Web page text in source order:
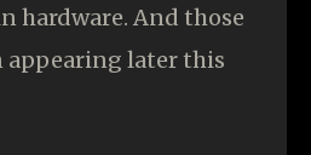
hardware. And those
later this